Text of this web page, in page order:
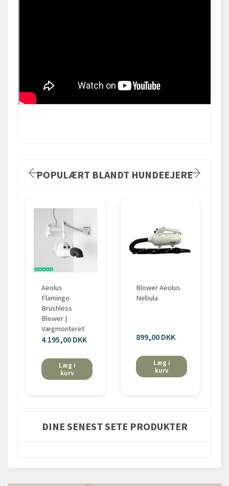
POPULÆRT BLANDT HUNDEEJERE
Aeolus
Flamingo
Brushless
Blower |
Vægmonteret
4.195,00 DKK
Læg i
kurv
Blower Aeolus
Nebula
899,00 DKK
Læg i
kurv
DINE SENEST SETE PRODUKTER